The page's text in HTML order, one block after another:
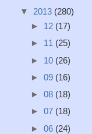
▼ 2013 (280)
► 12 (17)
► 11 (25)
► 10 (26)
► 09 (16)
► 08 (18)
► 07 (18)
► 06 (24)